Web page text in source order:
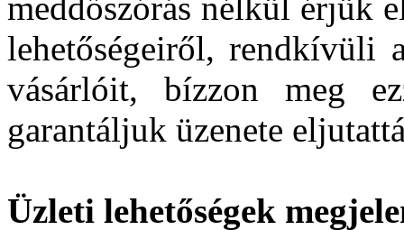
lehetőségeiről, rendkívüli
vásárlóit, bízzon meg
garantáljuk üzenete
Üzleti lehetőségek